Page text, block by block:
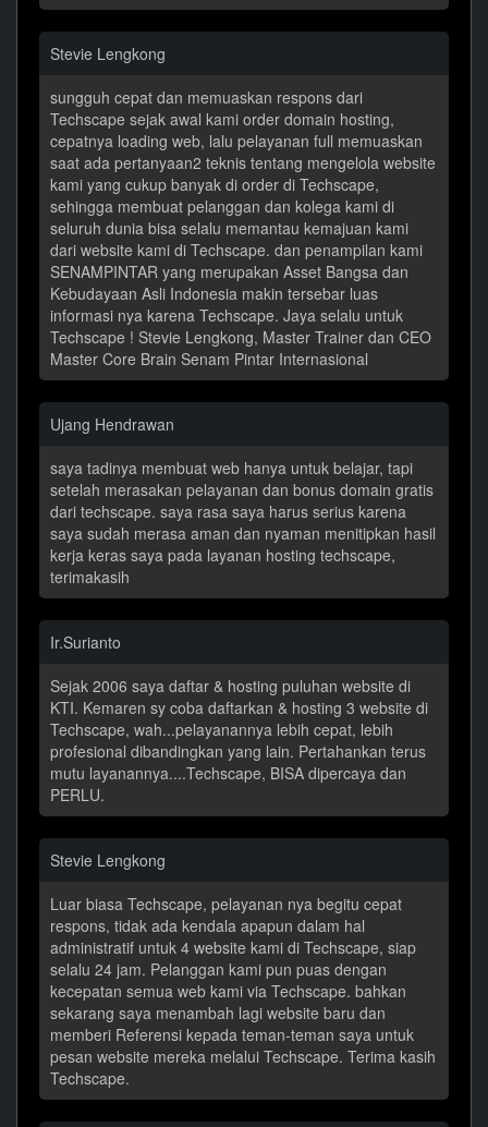
Stevie Lengkong
sungguh cepat dan memuaskan respons dari
Techscape sejak awal kami order domain hosting,
cepatnya loading web, lalu pelayanan full memuaskan
saat ada pertanyaan2 teknis tentang mengelola website
kami yang cukup banyak di order di Techscape,
sehingga membuat pelanggan dan kolega kami di
seluruh dunia bisa selalu memantau kemajuan kami
dari website kami di Techscape. dan penampilan kami
SENAMPINTAR yang merupakan Asset Bangsa dan
Kebudayaan Asli Indonesia makin tersebar luas
informasi nya karena Techscape. Jaya selalu untuk
Techscape ! Stevie Lengkong, Master Trainer dan CEO
Master Core Brain Senam Pintar Internasional
Ujang Hendrawan
saya tadinya membuat web hanya untuk belajar, tapi
setelah merasakan pelayanan dan bonus domain gratis
dari techscape. saya rasa saya harus serius karena
saya sudah merasa aman dan nyaman menitipkan hasil
kerja keras saya pada layanan hosting techscape,
terimakasih
Ir.Surianto
Sejak 2006 saya daftar & hosting puluhan website di
KTI. Kemaren sy coba daftarkan & hosting 3 website di
Techscape, wah...pelayanannya lebih cepat, lebih
profesional dibandingkan yang lain. Pertahankan terus
mutu layanannya....Techscape, BISA dipercaya dan
PERLU.
Stevie Lengkong
Luar biasa Techscape, pelayanan nya begitu cepat
respons, tidak ada kendala apapun dalam hal
administratif untuk 4 website kami di Techscape, siap
selalu 24 jam. Pelanggan kami pun puas dengan
kecepatan semua web kami via Techscape. bahkan
sekarang saya menambah lagi website baru dan
memberi Referensi kepada teman-teman saya untuk
pesan website mereka melalui Techscape. Terima kasih
Techscape.